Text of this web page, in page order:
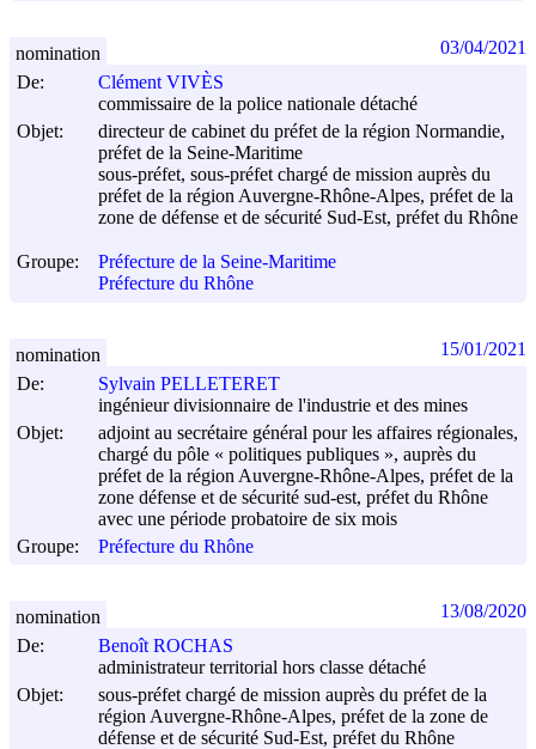
De:
Clément VIVÈS
commissaire de la police nationale détaché
Objet:
directeur de cabinet du préfet de la région Normandie,
préfet de la Seine-Maritime
sous-préfet, sous-préfet chargé de mission auprès du
préfet de la région Auvergne-Rhône-Alpes, préfet de la
zone de défense et de sécurité Sud-Est, préfet du Rhône
Groupe:
Préfecture de la Seine-Maritime
Préfecture du Rhône
nomination 03/04/2021
De:
Sylvain PELLETERET
ingénieur divisionnaire de l'industrie et des mines
Objet:
adjoint au secrétaire général pour les affaires régionales,
chargé du pôle « politiques publiques », auprès du
préfet de la région Auvergne-Rhône-Alpes, préfet de la
zone défense et de sécurité sud-est, préfet du Rhône
avec une période probatoire de six mois
Groupe:
Préfecture du Rhône
nomination 15/01/2021
De:
Benoît ROCHAS
administrateur territorial hors classe détaché
Objet:
sous-préfet chargé de mission auprès du préfet de la
région Auvergne-Rhône-Alpes, préfet de la zone de
défense et de sécurité Sud-Est, préfet du Rhône
nomination 13/08/2020